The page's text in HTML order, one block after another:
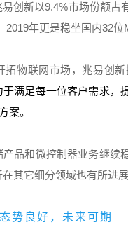
易创新以9.4%市场份额占
2019年更是稳坐国内32位
拓物联网市场，兆易创新
于满足每一位客户需求，
案。
产品和微控制器业务继续
其它细分领域也有所进展
势良好，未来可期